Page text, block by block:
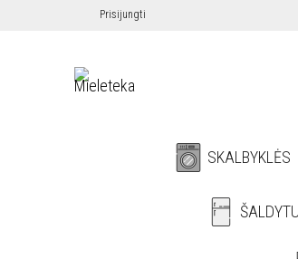
Prisijungti
SKALBYKLĖS